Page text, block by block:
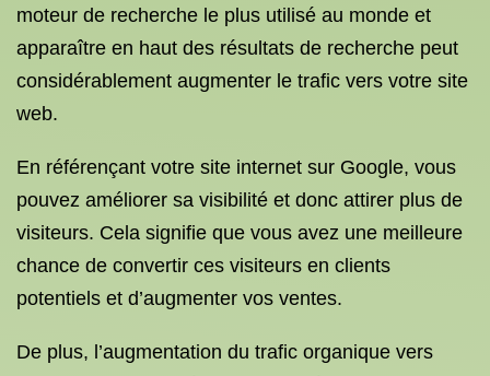
moteur de recherche le plus utilisé au monde et
apparaître en haut des résultats de recherche peut
considérablement augmenter le trafic vers votre site
web.
En référençant votre site internet sur Google, vous
pouvez améliorer sa visibilité et donc attirer plus de
visiteurs. Cela signifie que vous avez une meilleure
chance de convertir ces visiteurs en clients
potentiels et d’augmenter vos ventes.
De plus, l’augmentation du trafic organique vers